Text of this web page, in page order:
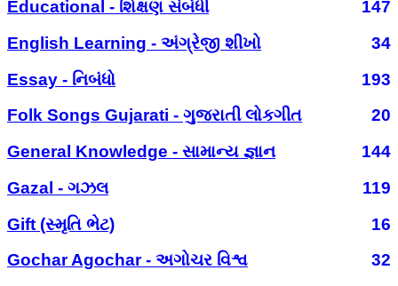
Educational - શિક્ષણ સંબંધી
147
English Learning - અંગ્રેજી શીખો
34
Essay - નિબંધો
193
Folk Songs Gujarati - ગુજરાતી લોકગીત
20
General Knowledge - સામાન્ય જ્ઞાન
144
Gazal - ગઝલ
119
Gift (સ્મૃતિ ભેટ)
16
Gochar Agochar - અગોચર વિશ્વ
32